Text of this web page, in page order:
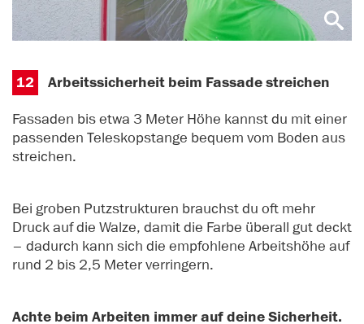
12 Arbeitssicherheit beim Fassade streichen
Fassaden bis etwa 3 Meter Höhe kannst du mit einer
passenden Teleskopstange bequem vom Boden aus
streichen.
Bei groben Putzstrukturen brauchst du oft mehr
Druck auf die Walze, damit die Farbe überall gut deckt
– dadurch kann sich die empfohlene Arbeitshöhe auf
rund 2 bis 2,5 Meter verringern.
Achte beim Arbeiten immer auf deine Sicherheit.